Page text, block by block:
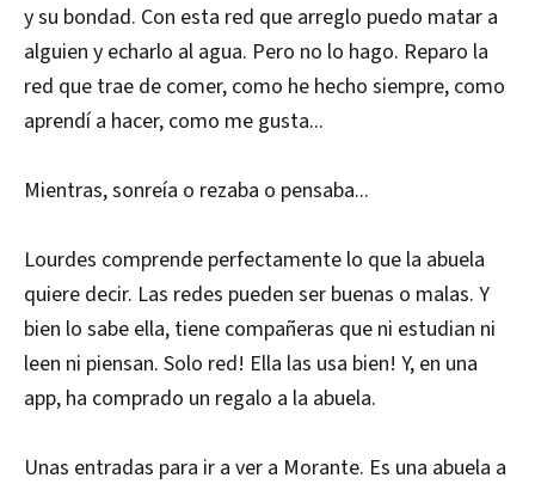
y su bondad. Con esta red que arreglo puedo matar a
alguien y echarlo al agua. Pero no lo hago. Reparo la
red que trae de comer, como he hecho siempre, como
aprendí a hacer, como me gusta...
Mientras, sonreía o rezaba o pensaba...
Lourdes comprende perfectamente lo que la abuela
quiere decir. Las redes pueden ser buenas o malas. Y
bien lo sabe ella, tiene compañeras que ni estudian ni
leen ni piensan. Solo red! Ella las usa bien! Y, en una
app, ha comprado un regalo a la abuela.
Unas entradas para ir a ver a Morante. Es una abuela a